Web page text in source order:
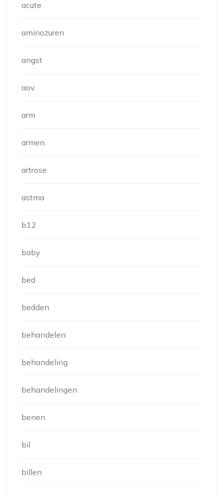
acute
aminozuren
angst
aov
arm
armen
artrose
astma
b12
baby
bed
bedden
behandelen
behandeling
behandelingen
benen
bil
billen